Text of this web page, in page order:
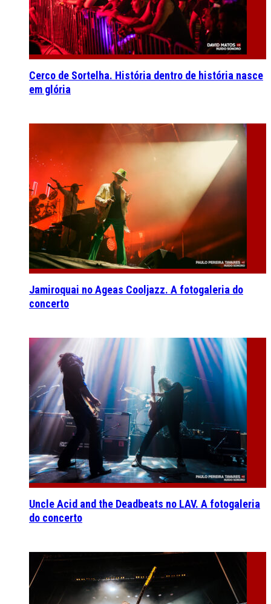
Cerco de Sortelha. História dentro de história nasce
em glória
Jamiroquai no Ageas Cooljazz. A fotogaleria do
concerto
Uncle Acid and the Deadbeats no LAV. A fotogaleria
do concerto